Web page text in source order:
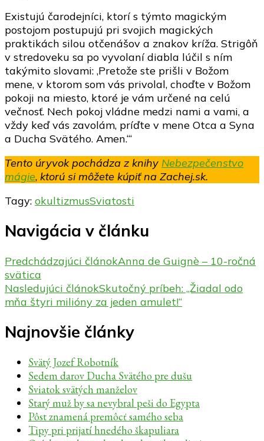
Existujú čarodejníci, ktorí s týmto magickým
postojom postupujú pri svojich magických
praktikách silou otčenášov a znakov kríža. Strigôň
v stredoveku sa po vyvolaní diabla lúčil s ním
takýmito slovami: ,Pretože ste prišli v Božom
mene, v ktorom som vás privolal, choďte v Božom
pokoji na miesto, ktoré je vám určené na celú
večnosť. Nech pokoj vládne medzi nami a vami, a
vždy keď vás zavolám, príďte v mene Otca a Syna
a Ducha Svätého. Amen.‘“
Tento úryvok pochádza z knihy Nebezpečenstvo
mágie, ktorú si môžete kúpiť na Zachej.sk.
Tagy: okultizmusSviatosti
Navigácia v článku
Predchádzajúci článokAnna de Guignè – 10-ročná
svätica
Nasledujúci článokSkutočný príbeh: „Žiadal odo
mňa štyri milióny za jeden amulet!“
Najnovšie články
Svätý Jozef Robotník
Sedem darov Ducha Svätého pre dušu
Sviatok svätých manželov
Starý muž by sa nevybral peši do Egypta
Pôst znamená premôcť samého seba
Tipy pri prijatí hnedého škapuliara